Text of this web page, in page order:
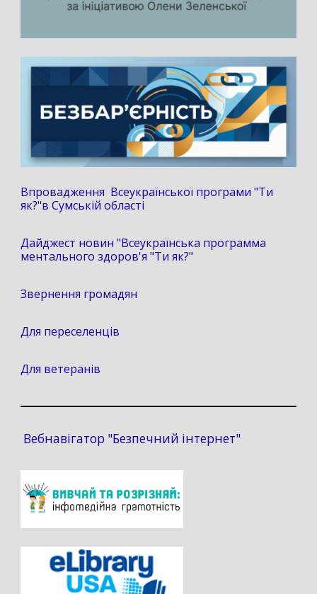
Впровадження Всеукраїнської програми "Ти
як?"в Сумській області
Дайджест новин "Всеукраїнська программа
ментального здоров'я "Ти як?"
Звернення громадян
Для переселенців
Для ветеранів
Вебнавігатор "Безпечний інтернет"